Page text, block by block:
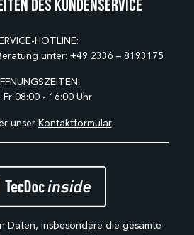
des Kundenservice
HOTLINE:
unter: +49 2336 – 8193175
08:00 - 16:00 Uhr
unser Kontaktformular
Daten, insbesondere die gesamte